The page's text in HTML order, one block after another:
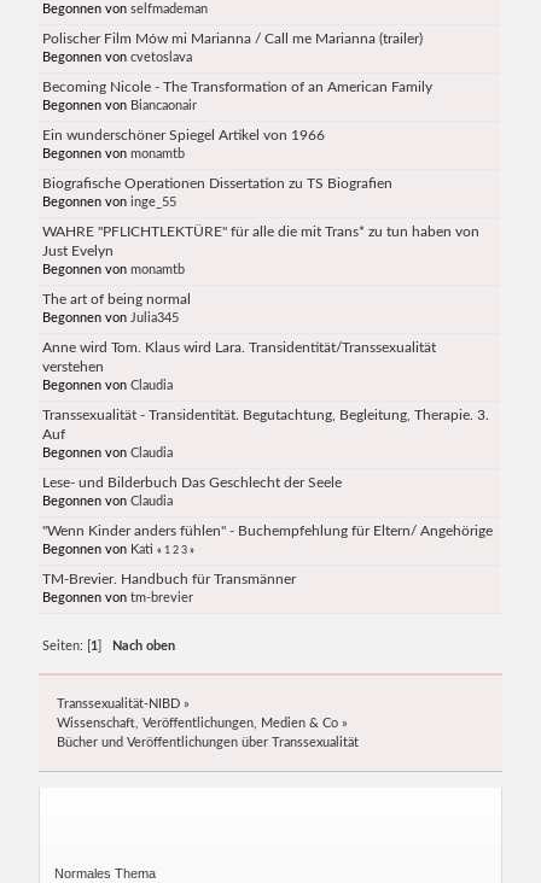
Begonnen vonselfmademan
Polischer Film Mów mi Marianna / Call me Marianna (trailer)
Begonnen voncvetoslava
Becoming Nicole - The Transformation of an American Family
Begonnen von Biancaonair
Ein wunderschöner Spiegel Artikel von 1966
Begonnen vonmonamtb
Biografische Operationen Dissertation zu TS Biografien
Begonnen voninge_55
WAHRE "PFLICHTLEKTÜRE" für alle die mit Trans* zu tun haben von
Just Evelyn
Begonnen vonmonamtb
The art of being normal
Begonnen von Julia345
Anne wird Tom. Klaus wird Lara. Transidentität/Transsexualität
verstehen
Begonnen vonClaudia
Transsexualität - Transidentität. Begutachtung, Begleitung, Therapie. 3.
Auf
Begonnen vonClaudia
Lese- und Bilderbuch Das Geschlecht der Seele
Begonnen vonClaudia
"Wenn Kinder anders fühlen" - Buchempfehlung für Eltern/ Angehörige
Begonnen von Kati « 1 2 3 »
TM-Brevier. Handbuch für Transmänner
Begonnen vontm-brevier
Seiten: [ 1 Nach oben
Transsexualität-NIBD »
Wissenschaft, Veröffentlichungen, Medien & Co »
Bücher und Veröffentlichungen über Transsexualität
Normales Thema